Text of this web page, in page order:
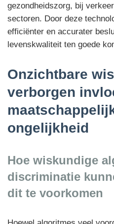
gezondheidszorg, bij
sectoren. Door deze
efficiënter en accurater
levenskwaliteit ten goede
Onzichtbare
verborgen
ongelijkheid
Hoe wiskundige
discriminatie
dit te voorkomen